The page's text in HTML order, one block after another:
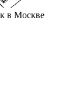
в Москве